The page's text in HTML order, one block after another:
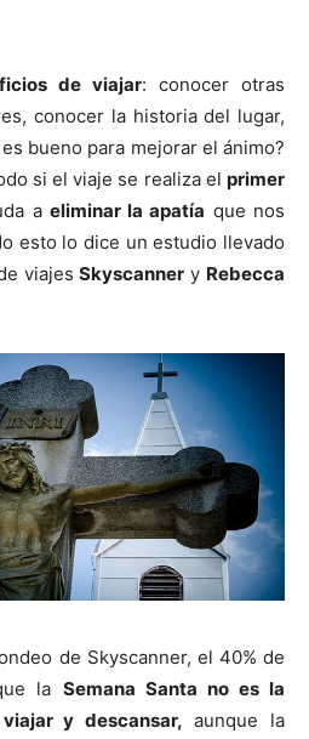
de viajar: conocer otras
conocer la historia del lugar,
bueno para mejorar el ánimo?
si el viaje se realiza el primer
a eliminar la apatía que nos
esto lo dice un estudio llevado
viajesSkyscanner y Rebecca
de Skyscanner, el 40% de
la Semana Santa no es la
y descansar, aunque la